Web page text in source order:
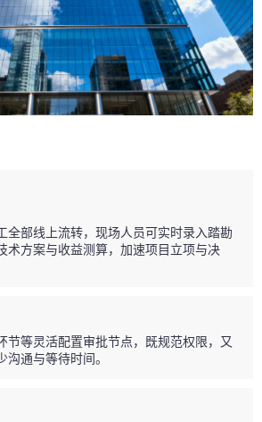
全部线上流转，现场人员可实时录入踏勘
术方案与收益测算，加速项目立项与决
节等灵活配置审批节点，既规范权限，又
通与等待时间。